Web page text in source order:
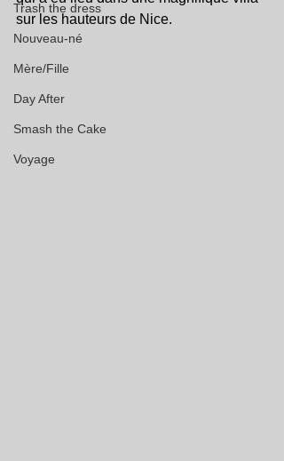
Trash the dress
Nouveau-né
Mère/Fille
Day After
Smash the Cake
Voyage
sur les hauteurs de Nice.